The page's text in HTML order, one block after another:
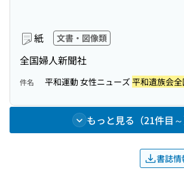
紙 文書・図像類
全国婦人新聞社
件名 平和運動 女性ニューズ平和遺族会
もっと見る（21件目～
書誌情